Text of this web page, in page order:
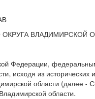
ВЛАДИМИРСКОЙ
Федерации,
исходя из исторических
области (далее -
области.